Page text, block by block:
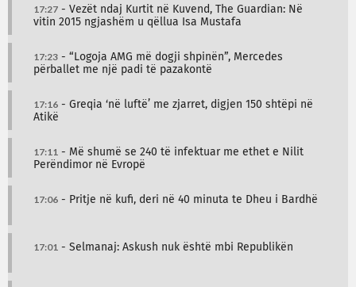
17:27 - Vezët ndaj Kurtit në Kuvend, The Guardian: Në
vitin 2015 ngjashëm u qëllua Isa Mustafa
17:23 - “Logoja AMG më dogji shpinën”, Mercedes
përballet me një padi të pazakontë
17:16 - Greqia ‘në luftë’ me zjarret, digjen 150 shtëpi në
Atikë
17:11 - Më shumë se 240 të infektuar me ethet e Nilit
Perëndimor në Evropë
17:06 - Pritje në kufi, deri në 40 minuta te Dheu i Bardhë
17:01 - Selmanaj: Askush nuk është mbi Republikën